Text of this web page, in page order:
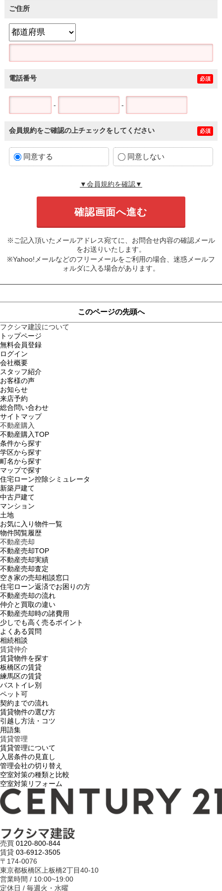
ご住所
電話番号 必須
- -
会員規約をご確認の上チェックをしてください 必須
同意する 同意しない
▼会員規約を確認▼
※ご記入頂いたメールアドレス宛てに、お問合せ内容の確認メール
をお送りいたします。
※Yahoo!メールなどのフリーメールをご利用の場合、迷惑メールフ
ォルダに入る場合があります。
このページの先頭へ
フクシマ建設について
トップページ
無料会員登録
ログイン
会社概要
スタッフ紹介
お客様の声
お知らせ
来店予約
総合問い合わせ
サイトマップ
不動産購入
不動産購入TOP
条件から探す
学区から探す
町名から探す
マップで探す
住宅ローン控除シミュレータ
新築戸建て
中古戸建て
マンション
土地
お気に入り物件一覧
物件閲覧履歴
不動産売却
不動産売却TOP
不動産売却実績
不動産売却査定
空き家の売却相談窓口
住宅ローン返済でお困りの方
不動産売却の流れ
仲介と買取の違い
不動産売却時の諸費用
少しでも高く売るポイント
よくある質問
相続相談
賃貸仲介
賃貸物件を探す
板橋区の賃貸
練馬区の賃貸
バストイレ別
ペット可
契約までの流れ
賃貸物件の選び方
引越し方法・コツ
用語集
賃貸管理
賃貸管理について
入居条件の見直し
管理会社の切り替え
空室対策の種類と比較
空室対策リフォーム
売買 0120-800-844
賃貸 03-6912-3505
〒174-0076
東京都板橋区上板橋2丁目40-10
営業時間 / 10:00~19:00
定休日 / 毎週火・水曜